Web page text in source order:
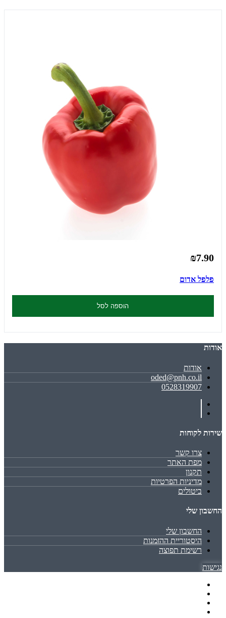
₪7.90
פלפל אדום
הוספה לסל
אודות
אודות
oded@pnh.co.il
0528319907
שירות לקוחות
צרו קשר
מפת האתר
תקנון
מדיניות הפרטיות
ביטולים
החשבון שלי
החשבון שלי
היסטוריית ההזמנות
רשימת תפוצה
נגישות